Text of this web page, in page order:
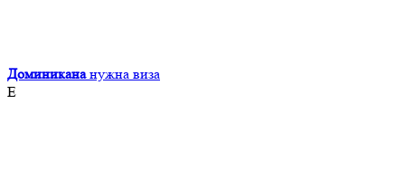
Доминикана нужна виза
Е